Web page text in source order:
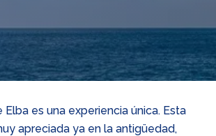
Elba es una experiencia única. Esta
apreciada ya en la antigüedad,